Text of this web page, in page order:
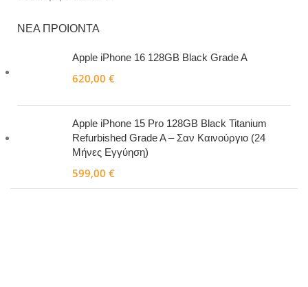
ΝΕΑ ΠΡΟΙΟΝΤΑ
Apple iPhone 16 128GB Black Grade A
620,00 €
Apple iPhone 15 Pro 128GB Black Titanium
Refurbished Grade A – Σαν Καινούργιο (24
Μήνες Εγγύηση)
599,00 €